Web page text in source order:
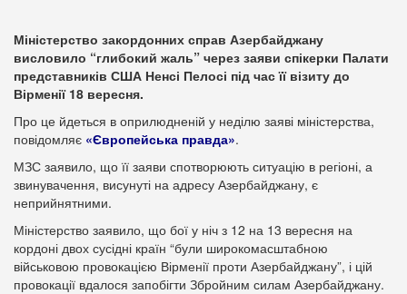
Міністерство закордонних справ Азербайджану
висловило “глибокий жаль” через заяви спікерки Палати
представників США Ненсі Пелосі під час її візиту до
Вірменії 18 вересня.
Про це йдеться в оприлюдненій у неділю заяві міністерства,
повідомляє «Європейська правда».
МЗС заявило, що її заяви спотворюють ситуацію в регіоні, а
звинувачення, висунуті на адресу Азербайджану, є
неприйнятними.
Міністерство заявило, що бої у ніч з 12 на 13 вересня на
кордоні двох сусідні країн “були широкомасштабною
військовою провокацією Вірменії проти Азербайджану”, і цій
провокації вдалося запобігти Збройним силам Азербайджану.